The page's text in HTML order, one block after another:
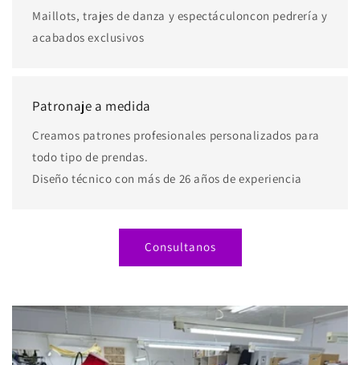
Maillots, trajes de danza y espectáculoncon pedrería y
acabados exclusivos
Patronaje a medida
Creamos patrones profesionales personalizados para
todo tipo de prendas.
Diseño técnico con más de 26 años de experiencia
Consultanos